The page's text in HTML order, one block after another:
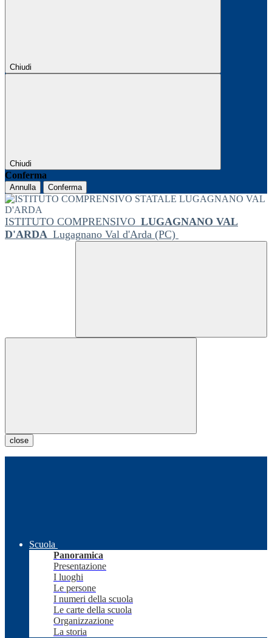
Chiudi
Chiudi
Conferma
Annulla Conferma
ISTITUTO COMPRENSIVO LUGAGNANO VAL
D'ARDA Lugagnano Val d'Arda (PC)
close
Scuola
Panoramica
Presentazione
I luoghi
Le persone
I numeri della scuola
Le carte della scuola
Organizzazione
La storia